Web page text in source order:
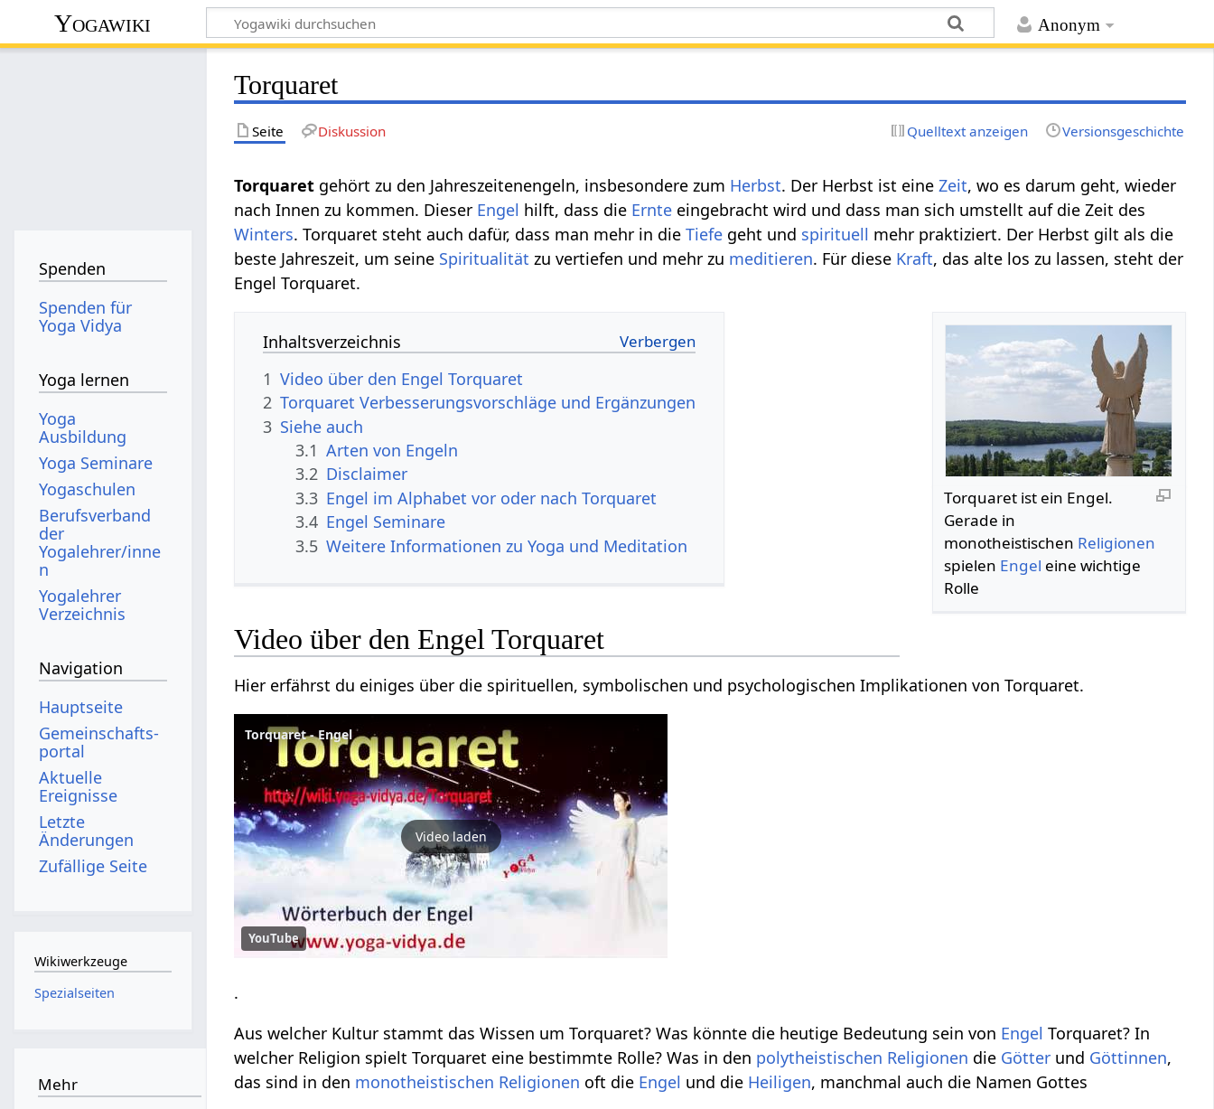
Anonym
Yogawiki
Torquaret
Seite Diskussion Quelltext anzeigen Versionsgeschichte
Torquaret gehört zu den Jahreszeitenengeln, insbesondere zum Herbst. Der Herbst ist eineZeit, wo es darum geht, wieder
nach Innen zu kommen. Dieser Engel hilft, dass die Ernte eingebracht wird und dass man sich umstellt auf die Zeit des
Winters. Torquaret steht auch dafür, dass man mehr in dieTiefe geht und spirituell mehr praktiziert. Der Herbst gilt als die
beste Jahreszeit, um seine Spiritualität zu vertiefen und mehr zu meditieren. Für diese Kraft, das alte los zu lassen, steht der
Engel Torquaret.
Torquaret ist ein Engel.
Gerade in
monotheistischen Religionen
spielen Engel eine wichtige
Rolle
Inhaltsverzeichnis
1 Video über den Engel Torquaret
2 Torquaret Verbesserungsvorschläge und Ergänzungen
3 Siehe auch
3.1 Arten von Engeln
3.2 Disclaimer
3.3 Engel im Alphabet vor oder nach Torquaret
3.4 Engel Seminare
3.5 Weitere Informationen zu Yoga und Meditation
Video über den Engel Torquaret
Hier erfährst du einiges über die spirituellen, symbolischen und psychologischen Implikationen von Torquaret.
Torquaret - Engel
Video laden
YouTube
.
Aus welcher Kultur stammt das Wissen um Torquaret? Was könnte die heutige Bedeutung sein von Engel Torquaret? In
welcher Religion spielt Torquaret eine bestimmte Rolle? Was in den polytheistischen Religionen die Götter und Göttinnen,
das sind in den monotheistischen Religionen oft die Engel und die Heiligen, manchmal auch die Namen Gottes
Spenden
Spenden für
Yoga Vidya
Yoga lernen
Yoga
Ausbildung
Yoga Seminare
Yogaschulen
Berufsverband
der
Yogalehrer/inne
n
Yogalehrer
Verzeichnis
Navigation
Hauptseite
Gemeinschafts­
portal
Aktuelle
Ereignisse
Letzte
Änderungen
Zufällige Seite
Wikiwerkzeuge
Spezialseiten
Mehr